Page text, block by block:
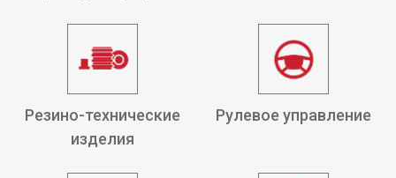
Резино-технические
изделия
Рулевое управление